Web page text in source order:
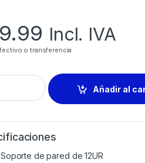
Incl. IVA
o transferencia
Añadir al
de pared de 12UR